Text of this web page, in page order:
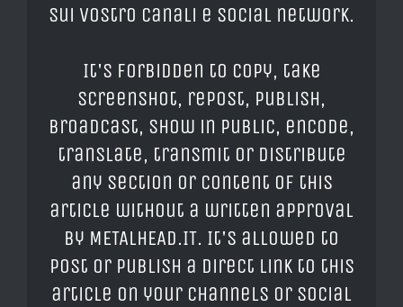
sui vostro canali e social network.
It's forbidden to copy, take
screenshot, repost, publish,
broadcast, show in public, encode,
translate, transmit or distribute
any section or content of this
article without a written approval
by METALHEAD.IT. It's allowed to
post or publish a direct link to this
article on your channels or social